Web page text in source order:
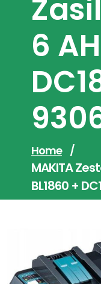
6
Home /
MAKITA
BL1860 +